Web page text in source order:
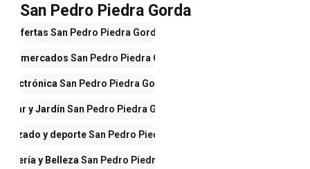
San Pedro Piedra Gorda
Ofertas San Pedro Piedra Gorda
San Pedro Piedra Gorda
Electrónica San Pedro Piedra Gorda
y Jardín San Pedro Piedra Gorda
calzado y deporteSan Pedro Piedra Gorda
y Belleza San Pedro Piedra Gorda